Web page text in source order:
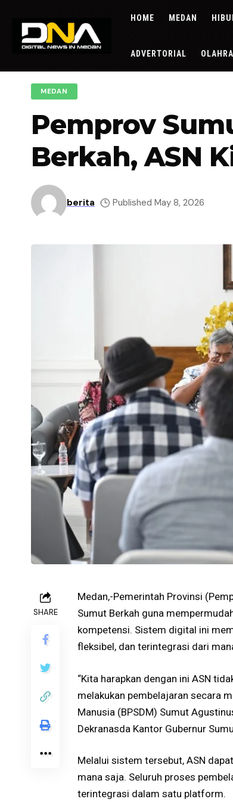
HOME MEDAN
ADVERTORIAL
MEDAN
Pemprov
Berkah, ASN
berita Published May 8, 2026
SHARE
Medan,-Pemerintah Provinsi
Sumut Berkah guna
kompetensi. Sistem digital ini
fleksibel, dan terintegrasi dari
“Kita harapkan dengan ini ASN
melakukan pembelajaran secara
Manusia (BPSDM) Sumut
Dekranasda Kantor Gubernur
Melalui sistem tersebut, ASN
mana saja. Seluruh proses
terintegrasi dalam satu platform.